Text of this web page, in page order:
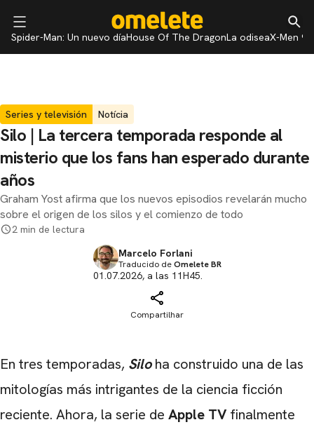
Spider-Man: Un nuevo díaHouse Of The DragonLa odiseaX-Men 97
Series y televisión Notícia
Silo | La tercera temporada responde al
misterio que los fans han esperado durante
años
Graham Yost afirma que los nuevos episodios revelarán mucho
sobre el origen de los silos y el comienzo de todo
2 min de lectura
Marcelo Forlani
Traducido deOmelete BR
01.07.2026, a las 11H45.
Compartilhar
En tres temporadas, Siloha construido una de las
mitologías más intrigantes de la ciencia ficción
reciente. Ahora, la serie de Apple TV finalmente